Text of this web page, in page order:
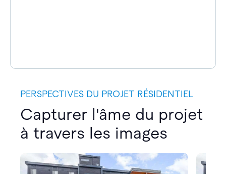
PERSPECTIVES DU PROJET RÉSIDENTIEL
Capturer l'âme du projet
à travers les images